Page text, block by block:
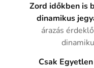
Zord időkben is
dinamikus
árazás
Csak